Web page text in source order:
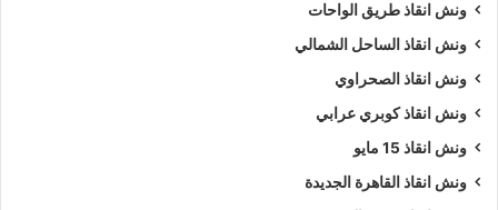
ونش انقاذ طريق الواحات
ونش انقاذ الساحل الشمالي
ونش انقاذ الصحراوي
ونش انقاذ كوبري عرابي
ونش انقاذ 15 مايو
ونش انقاذ القاهرة الجديدة